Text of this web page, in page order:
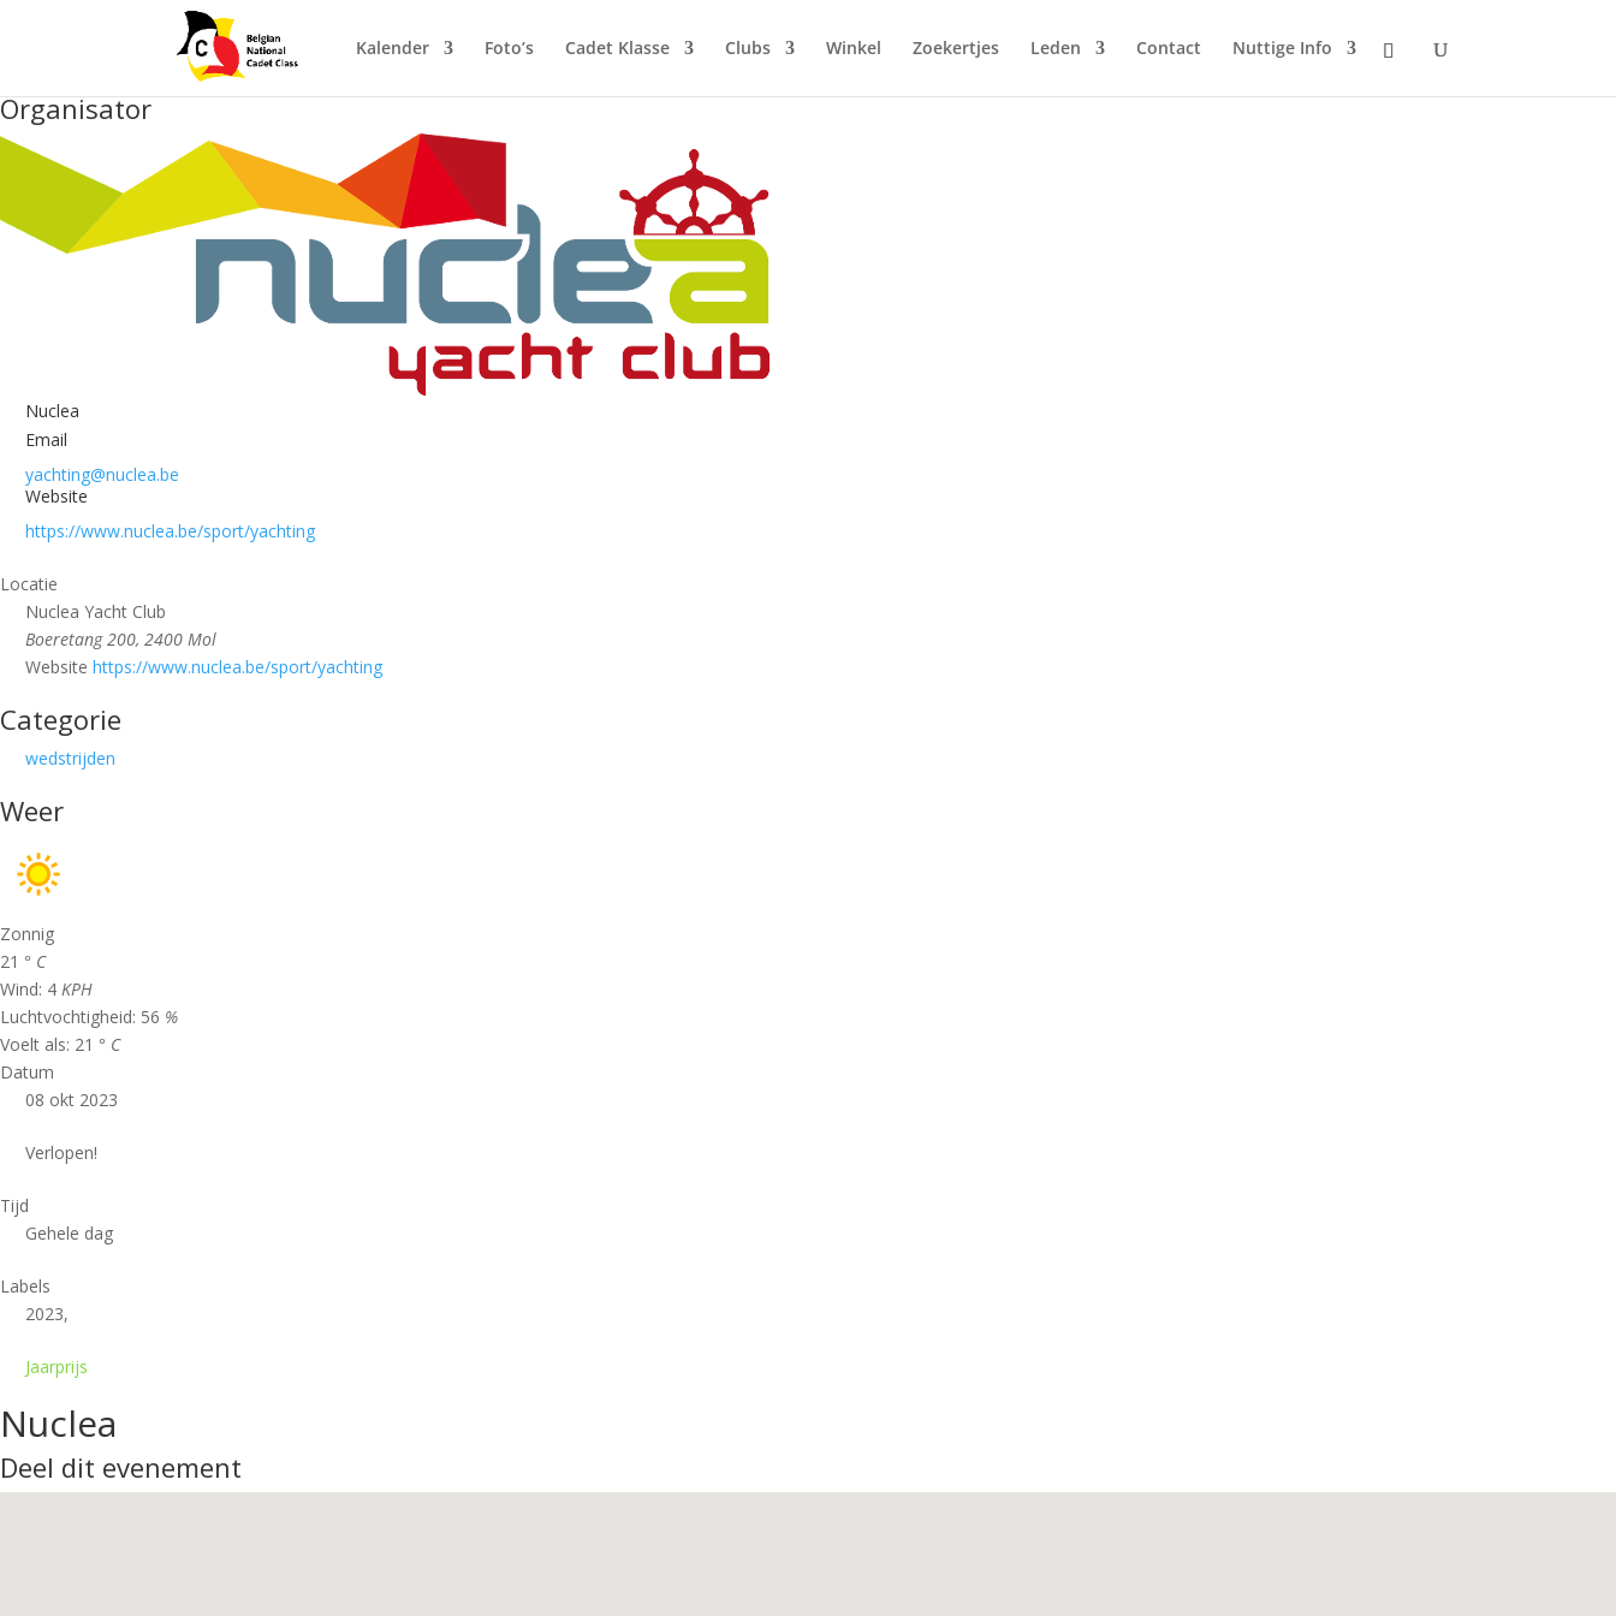
Kalender Foto’s Cadet Klasse Clubs Winkel Zoekertjes Leden Contact Nuttige Info
Organisator
Nuclea
Email
yachting@nuclea.be
Website
https://www.nuclea.be/sport/yachting
Locatie
Nuclea Yacht Club
Boeretang 200, 2400 Mol
Website https://www.nuclea.be/sport/yachting
Categorie
wedstrijden
Weer
Zonnig
21 ° C
Wind: 4 KPH
Luchtvochtigheid: 56 %
Voelt als: 21 ° C
Datum
08 okt 2023
Verlopen!
Tijd
Gehele dag
Labels
2023,
Jaarprijs
Nuclea
Deel dit evenement